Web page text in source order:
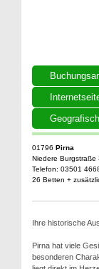
01796 Pirna
Niedere Burgstraße
Telefon: 03501
26 Betten +
Ihre historische
Pirna hat viele
besonderen